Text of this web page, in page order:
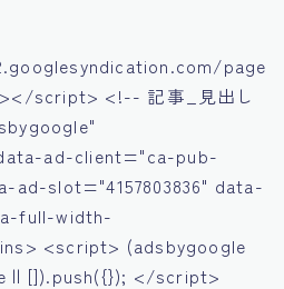
page
script> <!-- 記事_見出し
ad-client="ca-pub-
ad-slot="4157803836" data-
full-width-
<script> (adsbygoogle
|| []).push({}); </script>